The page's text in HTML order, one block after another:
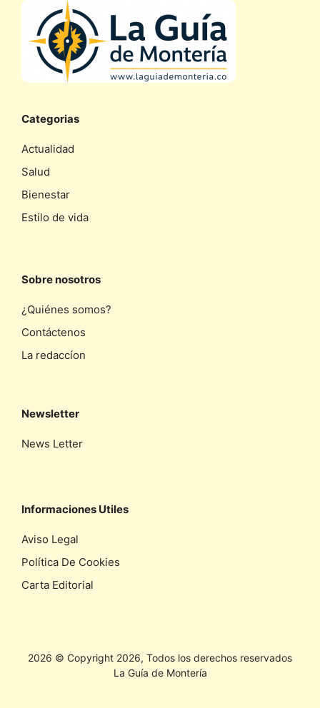
Categorias
Actualidad
Salud
Bienestar
Estilo de vida
Sobre nosotros
¿Quiénes somos?
Contáctenos
La redaccíon
Newsletter
News Letter
Informaciones Utiles
Aviso Legal
Política De Cookies
Carta Editorial
2026 © Copyright 2026, Todos los derechos reservados
La Guía de Montería